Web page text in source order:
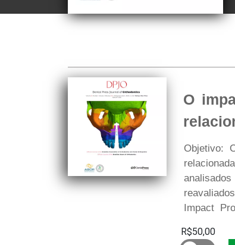
O
Objetivo:
Impact
R$50,00